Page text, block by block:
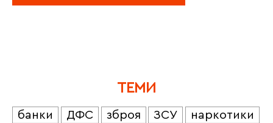
ТЕМИ
банки ДФС зброя ЗСУ
наркотики